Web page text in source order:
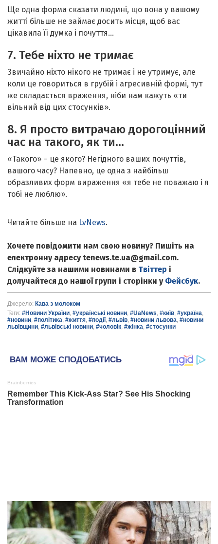
Ще одна форма сказати людині, що вона у вашому
житті більше не займає досить місця, щоб вас
цікавила її думка і почуття…
7. Тебе ніхто не тримає
Звичайно ніхто нікого не тримає і не утримує, але
коли це говориться в грубій і агресивній формі, тут
же складається враження, ніби нам кажуть «ти
вільний від цих стосунків».
8. Я просто витрачаю дорогоцінний
час на такого, як ти…
«Такого» – це якого? Негідного ваших почуттів,
вашого часу? Напевно, це одна з найбільш
образливих форм вираження «я тебе не поважаю і я
тобі не люблю».
Читайте більше на LvNews.
Хочете повідомити нам свою новину? Пишіть на
електронну адресу tenews.te.ua@gmail.com.
Слідкуйте за нашими новинами в Твіттер і
долучайтеся до нашої групи і сторінки у Фейсбук.
Джерело: Кава з молоком
Теги: #Новини України, #українські новини, #UaNews, #київ, #україна,
#новини, #політика, #життя, #події, #львів, #новини львова, #новини
львівщини, #львівські новини, #чоловік, #жінка, #стосунки